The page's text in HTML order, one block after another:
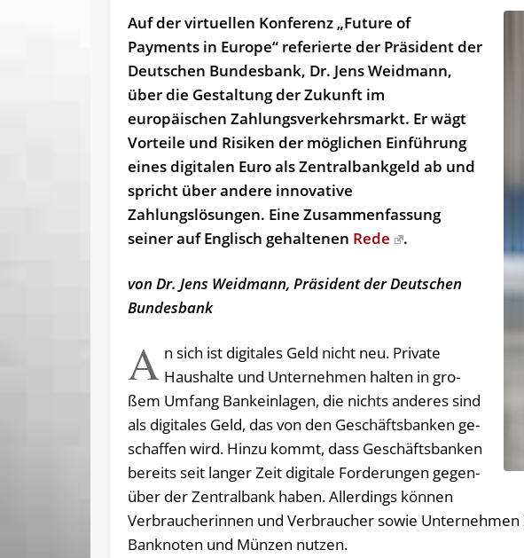
Auf der virtuellen Konferenz „Future of
Payments in Europe“ referierte der Präsident der
Deutschen Bundesbank, Dr. Jens Weidmann,
über die Gestaltung der Zukunft im
europäischen Zahlungsverkehrsmarkt. Er wägt
Vorteile und Risiken der möglichen Einführung
eines digitalen Euro als Zentralbankgeld ab und
spricht über andere innovative
Zahlungslösungen. Eine Zusammenfassung
seiner auf Englisch gehaltenen Rede .
von Dr. Jens Weidmann, Präsident der Deutschen
Bundesbank
A n sich ist di­gi­ta­les Geld nicht neu. Pri­va­te
Haus­hal­te und Un­ter­neh­men hal­ten in gro­
ßem Um­fang Bank­ein­la­gen, die nichts an­de­res sind
als di­gi­ta­les Geld, das von den Ge­schäfts­ban­ken ge­
schaf­fen wird. Hinzu kommt, dass Ge­schäfts­ban­ken
be­reits seit lan­ger Zeit di­gi­ta­le Forderungen ge­gen­
über der Zen­tral­bank haben. Al­ler­dings kön­nen
Ver­brau­che­rin­nen und Verbraucher sowie
Bank­no­ten und Mün­zen nut­zen.